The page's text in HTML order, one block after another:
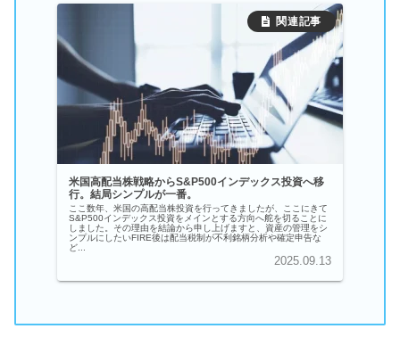
米国高配当株戦略からS&P500インデックス投資へ移
行。結局シンプルが一番。
ここ数年、米国の高配当株投資を行ってきましたが、ここにきて
S&P500インデックス投資をメインとする方向へ舵を切ることに
しました。その理由を結論から申し上げますと、資産の管理をシ
ンプルにしたいFIRE後は配当税制が不利銘柄分析や確定申告な
ど...
2025.09.13